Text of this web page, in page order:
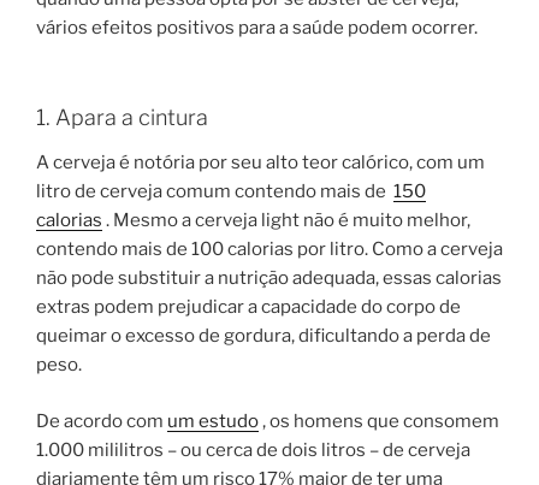
vários efeitos positivos para a saúde podem ocorrer.
1. Apara a cintura
A cerveja é notória por seu alto teor calórico, com um
litro de cerveja comum contendo mais de 150
calorias . Mesmo a cerveja light não é muito melhor,
contendo mais de 100 calorias por litro. Como a cerveja
não pode substituir a nutrição adequada, essas calorias
extras podem prejudicar a capacidade do corpo de
queimar o excesso de gordura, dificultando a perda de
peso.
De acordo com um estudo, os homens que consomem
1.000 mililitros – ou cerca de dois litros – de cerveja
diariamente têm um risco 17% maior de ter uma